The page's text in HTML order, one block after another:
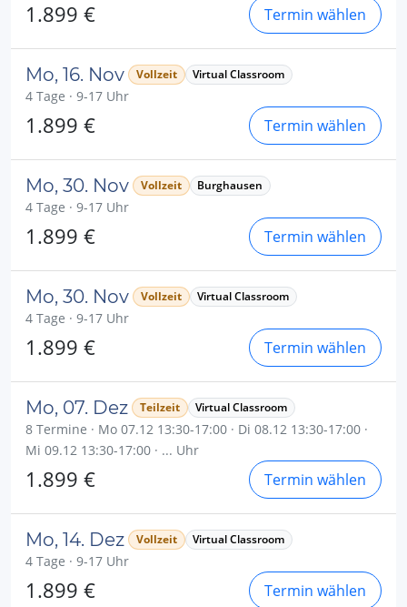
1.899 € Termin wählen
Mo, 16. Nov Vollzeit Virtual Classroom
4 Tage · 9-17 Uhr
1.899 € Termin wählen
Mo, 30. Nov Vollzeit Burghausen
4 Tage · 9-17 Uhr
1.899 € Termin wählen
Mo, 30. Nov Vollzeit Virtual Classroom
4 Tage · 9-17 Uhr
1.899 € Termin wählen
Mo, 07. Dez Teilzeit Virtual Classroom
8 Termine · Mo 07.12 13:30-17:00 · Di 08.12 13:30-17:00 ·
Mi 09.12 13:30-17:00 · ... Uhr
1.899 € Termin wählen
Mo, 14. Dez Vollzeit Virtual Classroom
4 Tage · 9-17 Uhr
1.899 € Termin wählen